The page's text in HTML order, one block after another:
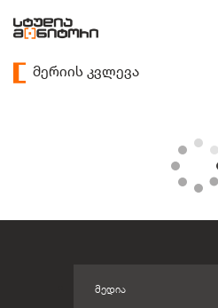
მერიის კვლევა
ᲛᲔᲓᲘᲐ